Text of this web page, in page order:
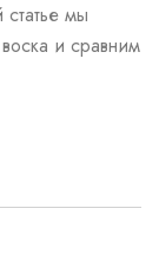
мы
и сравним